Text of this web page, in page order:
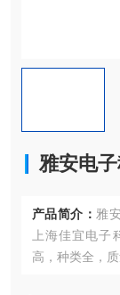
雅安电
产品简介： 雅
上海佳宜电
高，种类全，